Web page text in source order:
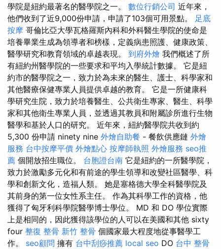
學院是紐約最著名的醫學院之一。 數位行銷公司 近年來，
他們收到了近9,000份申請，申請了103個可用景點。 足底
按摩 哥倫比亞大學瓦格羅斯內科和外科醫生學院的使命是
培養畢業生成為領導者和榜樣，定義病患照護、健康政策、
醫學研究和教育領域的卓越表現。 到府外燴 我們概述了所
有紐約州醫學院的一些要求和平均入學統計數據。 它是紐
約市的醫學院之一，致力於為未來的醫生、護士、科學家和
其他醫療保健專業人員提供卓越的教育。 它是一所健康科
學研究生院，致力於培養醫生、公共衛生專家、醫生、科學
家和其他衛生專業人員，並透過其教員和附屬診所進行生物
醫學和基於人口的研究。 近年來，紐約醫學院共收到約
5,300 份申請 ninety nine 外燴自助餐 - 餐飲供應鏈 外燴
服務 台中按摩平價 外燴點心 按摩師執照 外燴服務 seo推
薦 個開放招生職位。 台胞證台南 它是紐約的一所醫學院，
致力於激勵多元化和有前途的學生領導和改變社區醫學、科
學和創新文化，造福人類。 她是塞格德大學全科醫學院及
其前身的第一位女性系主任。 作為其科學工作的資格，他
獲得了匈牙利科學院醫學博士學位。 MD 和 DO 學位實際
上是相同的，因此獲得該學位的人可以在美國和其他 sixty
four 整復 整骨 新竹 整骨 個國家最大程度地從事醫學工
作。 seo顧問 擁有 台中刮痧推薦 local seo DO 台中 整骨